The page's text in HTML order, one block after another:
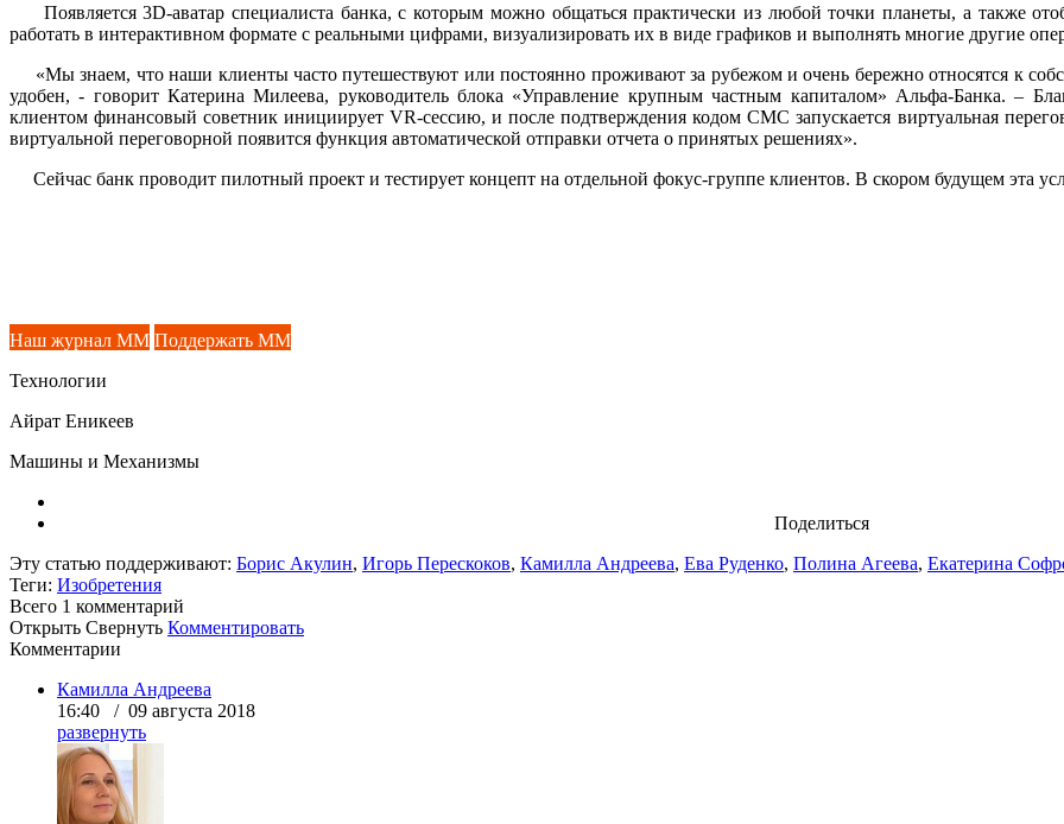
Появляется 3D-аватар специалиста банка, с которым можно общаться практически из любой точки планеты, а также
работать в интерактивном формате с реальными цифрами, визуализировать их в виде графиков и выполнять многие другие
«Мы знаем, что наши клиенты часто путешествуют или постоянно проживают за рубежом и очень бережно относятся к
удобен, - говорит Катерина Милеева, руководитель блока «Управление крупным частным капиталом» Альфа-Банка. –
клиентом финансовый советник инициирует VR-сессию, и после подтверждения кодом СМС запускается виртуальная
виртуальной переговорной появится функция автоматической отправки отчета о принятых решениях».
Сейчас банк проводит пилотный проект и тестирует концепт на отдельной фокус-группе клиентов. В скором будущем эта
Наш журнал ММ Поддержать ММ
Технологии
Айрат Еникеев
Машины и Механизмы
Поделиться
Эту статью поддерживают: Борис Акулин, Игорь Перескоков, Камилла Андреева, Ева Руденко, Полина Агеева, Екатерина
Теги: Изобретения
Всего 1 комментарий
Открыть Свернуть Комментировать
Комментарии
Камилла Андреева
16:40 / 09 августа 2018
развернуть